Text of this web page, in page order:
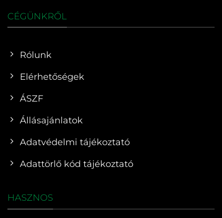
CÉGÜNKRŐL
Rólunk
Elérhetőségek
ÁSZF
Állásajánlatok
Adatvédelmi tájékoztató
Adattörlő kód tájékoztató
HASZNOS